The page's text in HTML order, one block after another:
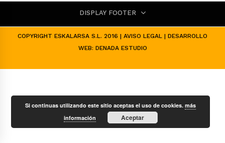
DISPLAY FOOTER
COPYRIGHT ESKALARSA S.L. 2016 | AVISO LEGAL | DESARROLLO
WEB: DENADA ESTUDIO
Si continuas utilizando este sitio aceptas el uso de cookies.más
información
Aceptar